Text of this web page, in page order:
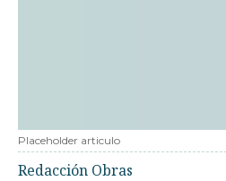
Placeholder articulo
Redacción Obras